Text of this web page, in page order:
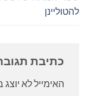
להטוליינן
כתיבת
האימייל לא